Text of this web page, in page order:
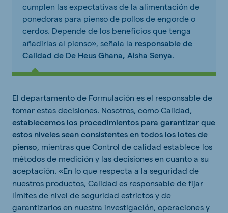
cumplen las expectativas de la alimentación de
ponedoras para pienso de pollos de engorde o
cerdos. Depende de los beneficios que tenga
añadirlas al pienso», señala la responsable de
Calidad de De Heus Ghana, Aisha Senya.
El departamento de Formulación es el responsable de
tomar estas decisiones. Nosotros, como Calidad,
establecemos los procedimientos para garantizar que
estos niveles sean consistentes en todos los lotes de
pienso, mientras que Control de calidad establece los
métodos de medición y las decisiones en cuanto a su
aceptación. «En lo que respecta a la seguridad de
nuestros productos, Calidad es responsable de fijar
límites de nivel de seguridad estrictos y de
garantizarlos en nuestra investigación, operaciones y